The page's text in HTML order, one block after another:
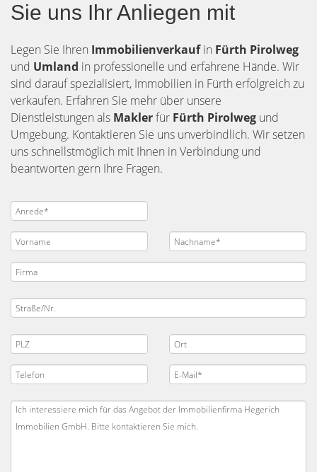
Sie uns Ihr Anliegen mit
Legen Sie Ihren Immobilienverkaufin Fürth Pirolweg
und Umland in professionelle und erfahrene Hände. Wir
sind darauf spezialisiert, Immobilien in Fürth erfolgreich zu
verkaufen. Erfahren Sie mehr über unsere
Dienstleistungen als Maklerfür Fürth Pirolweg und
Umgebung. Kontaktieren Sie uns unverbindlich. Wir setzen
uns schnellstmöglich mit Ihnen in Verbindung und
beantworten gern Ihre Fragen.